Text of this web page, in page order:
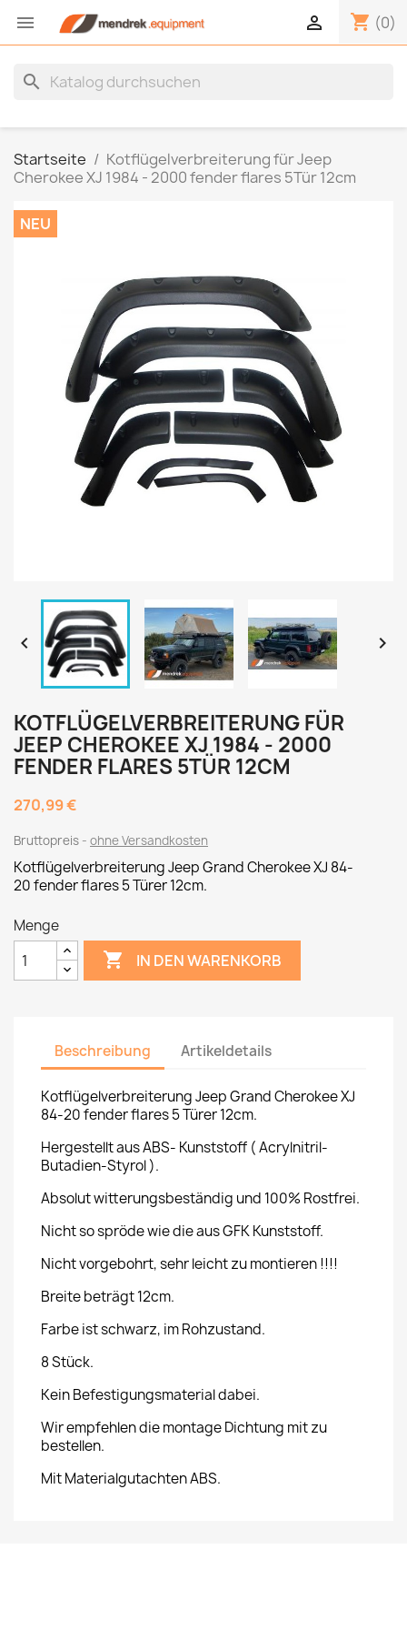
 shopping_cart (0)

search
Startseite
Kotflügelverbreiterung für Jeep
Cherokee XJ 1984 - 2000 fender flares 5Tür 12cm
NEU
 
KOTFLÜGELVERBREITERUNG FÜR
JEEP CHEROKEE XJ 1984 - 2000
FENDER FLARES 5TÜR 12CM
270,99 €
Bruttopreis ohne Versandkosten
KotflügelverbreiterungJeep Grand Cherokee XJ 84-
20fender flares 5 Türer 12cm.
Menge
 IN DEN WARENKORB
Beschreibung Artikeldetails
KotflügelverbreiterungJeep Grand Cherokee XJ
84-20 fender flares 5 Türer 12cm.
Hergestellt aus ABS- Kunststoff ( Acrylnitril-
Butadien-Styrol ).
Absolut witterungsbeständig und 100% Rostfrei.
Nicht so spröde wie die aus GFK Kunststoff.
Nicht vorgebohrt, sehr leicht zu montieren !!!!
Breite beträgt 12cm.
Farbe ist schwarz, im Rohzustand.
8 Stück.
Kein Befestigungsmaterial dabei.
Wir empfehlen die montage Dichtung mit zu
bestellen.
Mit Materialgutachten ABS.